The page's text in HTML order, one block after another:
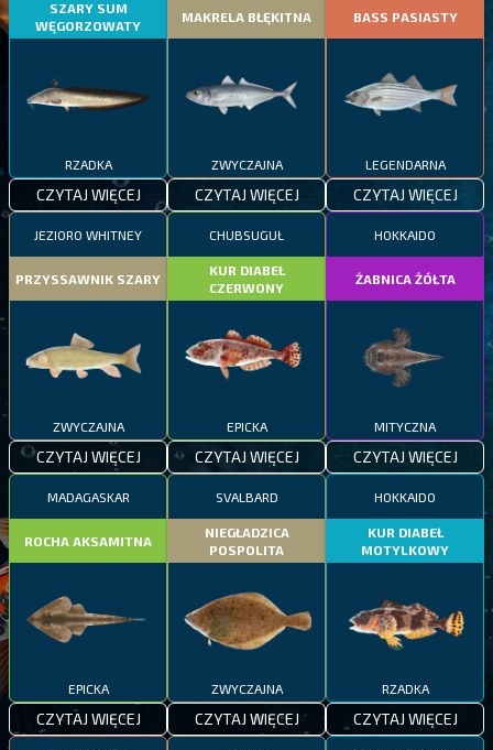
SZARY SUM
WĘGORZOWATY
RZADKA
CZYTAJ WIĘCEJ
MAKRELA BŁĘKITNA
ZWYCZAJNA
CZYTAJ WIĘCEJ
BASS PASIASTY
LEGENDARNA
CZYTAJ WIĘCEJ
JEZIORO WHITNEY
PRZYSSAWNIK SZARY
ZWYCZAJNA
CZYTAJ WIĘCEJ
CHUBSUGUŁ
KUR DIABEŁ
CZERWONY
EPICKA
CZYTAJ WIĘCEJ
HOKKAIDO
ŻABNICA ŻÓŁTA
MITYCZNA
CZYTAJ WIĘCEJ
MADAGASKAR
ROCHA AKSAMITNA
EPICKA
CZYTAJ WIĘCEJ
SVALBARD
NIEGŁADZICA
POSPOLITA
ZWYCZAJNA
CZYTAJ WIĘCEJ
HOKKAIDO
KUR DIABEŁ
MOTYLKOWY
RZADKA
CZYTAJ WIĘCEJ